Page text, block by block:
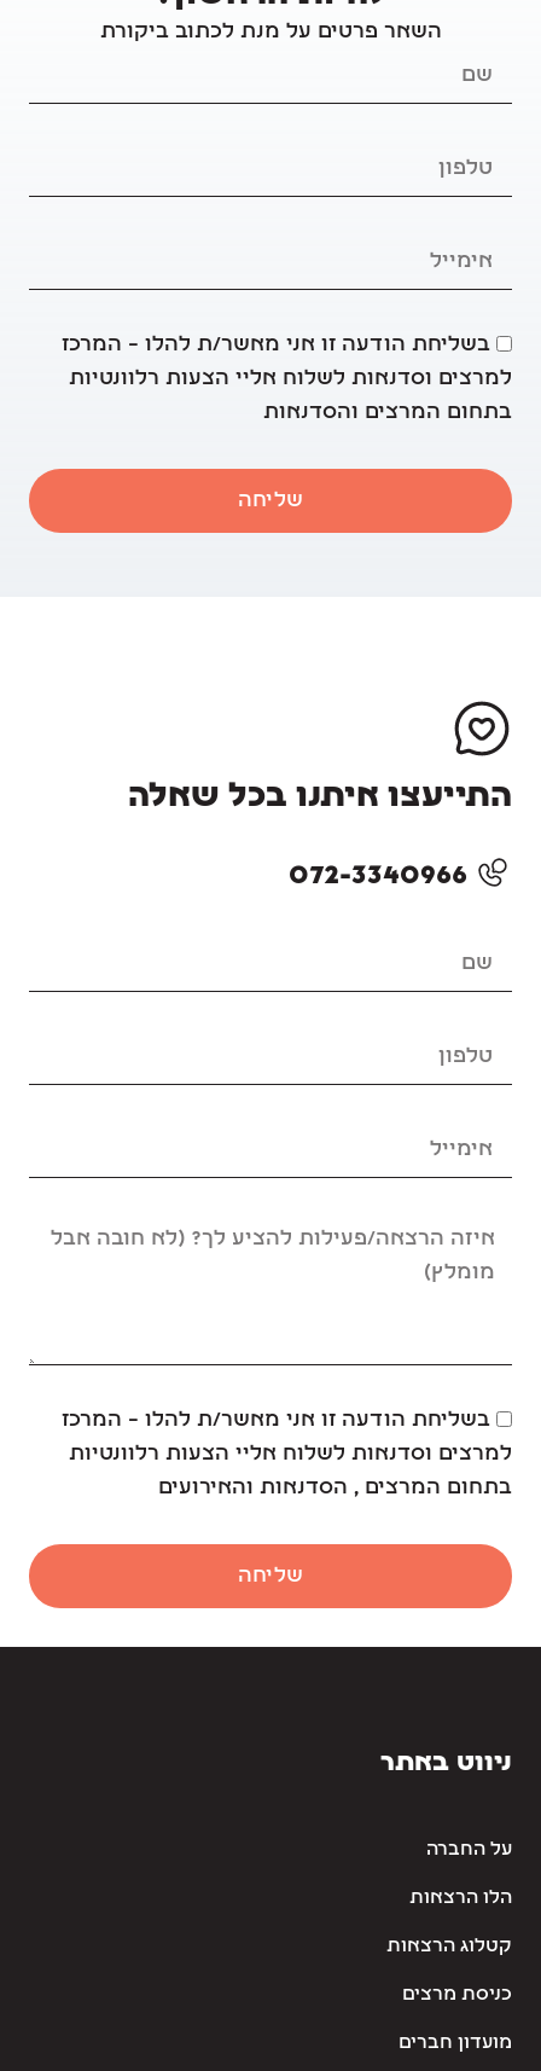
השאר פרטים על מנת לכתוב ביקורת
בשליחת הודעה זו אני מאשר/ת להלו – המרכז
למרצים וסדנאות לשלוח אליי הצעות רלוונטיות
בתחום המרצים והסדנאות
שליחה
התייעצו איתנו בכל שאלה
072-3340966
בשליחת הודעה זו אני מאשר/ת להלו – המרכז
למרצים וסדנאות לשלוח אליי הצעות רלוונטיות
בתחום המרצים , הסדנאות והאירועים
שליחה
ניווט באתר
על החברה
הלו הרצאות
קטלוג הרצאות
כניסת מרצים
מועדון חברים